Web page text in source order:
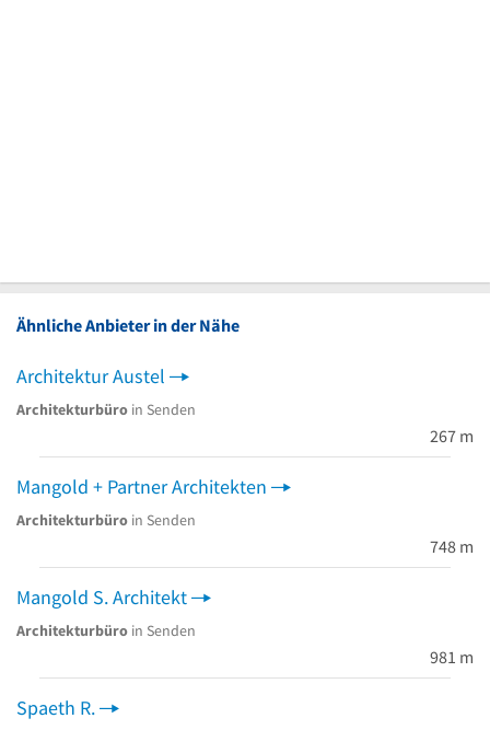
Ähnliche Anbieter in der Nähe
Architektur Austel
Architekturbüro in Senden
267 m
Mangold + Partner Architekten
Architekturbüro in Senden
748 m
Mangold S. Architekt
Architekturbüro in Senden
981 m
Spaeth R.